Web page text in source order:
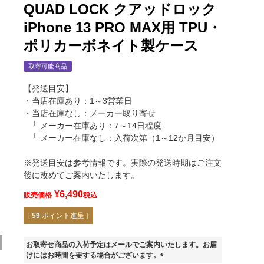
QUAD LOCK クアッドロック
iPhone 13 PRO MAX用 TPU・
ポリカーボネイト製ケース
取寄可能商品
【発送目安】
・当店在庫あり：1～3営業日
・当店在庫なし：メーカー取り寄せ
└ メーカー在庫あり：7～14日程度
└ メーカー在庫なし：入荷次第（1～12か月目安）
※発送目安は参考情報です。実際の発送時期はご注文
後に改めてご案内いたします。
販売価格 ¥6,490税込
[ 59 ポイント進呈 ]
お取寄せ商品の入荷予定はメールでご案内いたします。お届
けにはお時間を要する場合がございます。